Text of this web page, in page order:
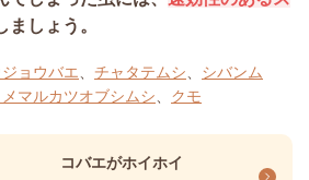
ましょう。
ョウバエ チャタテムシ
シバンム
メマルカツオブシムシ クモ
コバエがホイホイ